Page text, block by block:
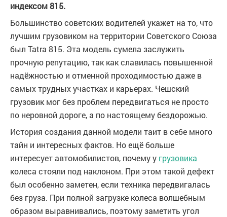
индексом 815.
Большинство советских водителей укажет на то, что
лучшим грузовиком на территории Советского Союза
был Tatra 815. Эта модель сумела заслужить
прочную репутацию, так как славилась повышенной
надёжностью и отменной проходимостью даже в
самых трудных участках и карьерах. Чешский
грузовик мог без проблем передвигаться не просто
по неровной дороге, а по настоящему бездорожью.
История создания данной модели таит в себе много
тайн и интересных фактов. Но ещё больше
интересует автомобилистов, почему у грузовика
колеса стояли под наклоном. При этом такой дефект
был особенно заметен, если техника передвигалась
без груза. При полной загрузке колеса волшебным
образом выравнивались, поэтому заметить угол